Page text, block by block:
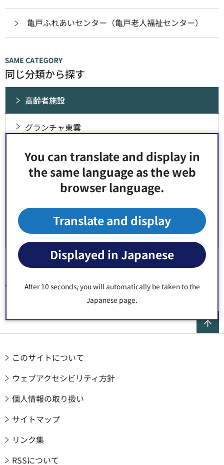
You can translate and display in
the same language as the web
browser language.
Translate and display
Displayed in Japanese
After 10 seconds, you will automatically be taken to the
Japanese page.
亀戸ふれあいセンター（亀戸老人福祉センター）
同じ分類から探す
高齢者施設
グランチャ東雲
ふれあいセンター（老人福祉センター）
高齢者在宅サービスセンター
長寿サポートセンター（地域包括支援センター）
福祉会館
トップページ> 施設案内 区施設 > 高齢者施設 > ふれあいセンター
（老人福祉センター）
このサイトについて
ウェブアクセシビリティ方針
個人情報の取り扱い
サイトマップ
リンク集
RSSについて